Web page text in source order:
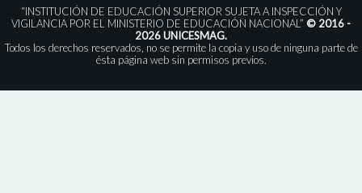
“INSTITUCIÓN DE EDUCACIÓN SUPERIOR SUJETA A INSPECCIÓN Y
VIGILANCIA POR EL MINISTERIO DE EDUCACIÓN NACIONAL” © 2016 -
2026 UNICESMAG.
Todos los derechos reservados, no se permite la copia y uso de ninguna parte de
ésta página web sin permisos previos.